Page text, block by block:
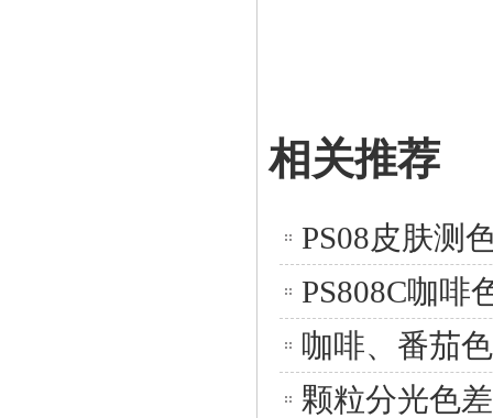
相关推荐
PS08皮肤测
PS808C咖啡
咖啡、番茄
颗粒分光色